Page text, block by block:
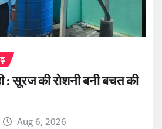
: सूरज की रोशनी बनी बचत की
Aug 6, 2026